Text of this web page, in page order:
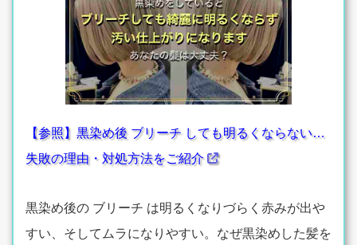
【参照】黒染め後 ブリーチ しても明るくならない…
失敗の理由・対処方法をご紹介
黒染め後の ブリーチ は明るくなりづらく赤みが出や
すい、そしてムラになりやすい。なぜ黒染めした髪を